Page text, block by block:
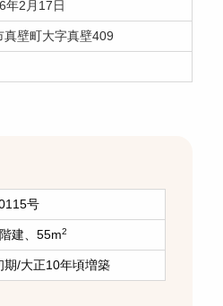
年2月17日
真壁町大字真壁409
号
建、55m2
期/大正10年頃増築